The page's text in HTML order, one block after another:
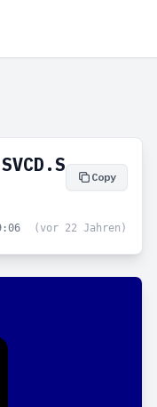
Copy
(vor 22 Jahren)